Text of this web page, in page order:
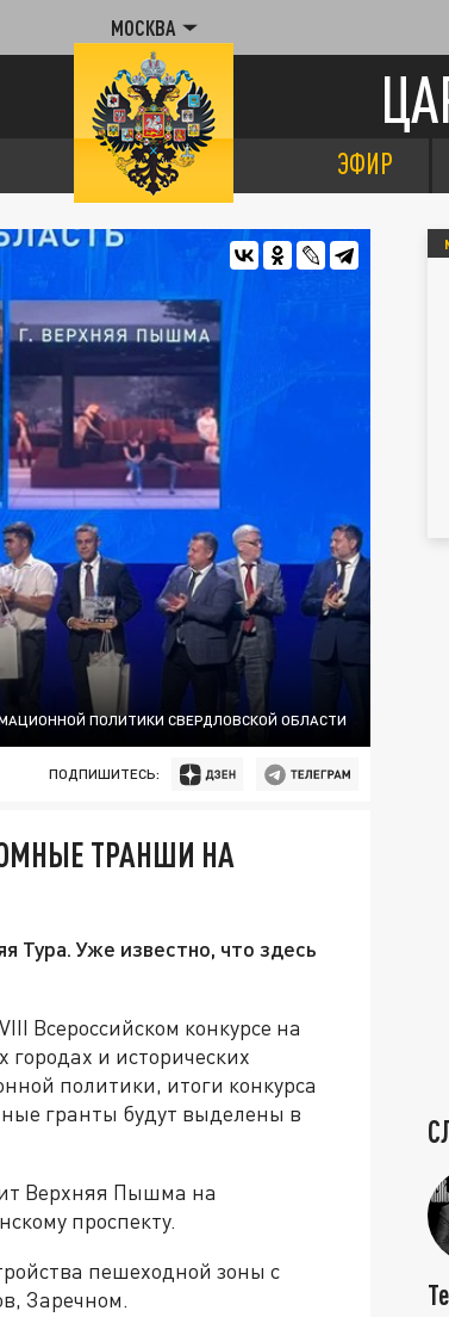
МОСКВА
ЭФИР
ПОЛИТИКИ СВЕРДЛОВСКОЙ ОБЛАСТИ
ПОДПИШИТЕСЬ:
ТРАНШИ НА
Тура. Уже известно, что здесь
Всероссийском конкурсе на
и исторических
политики, итоги конкурса
гранты будут выделены в
Верхняя Пышма на
проспекту.
пешеходной зоны с
Заречном.